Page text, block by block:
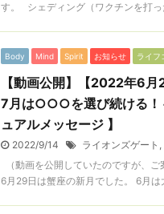
す。 シェディング（ワクチンを打
Body Mind Spirit お知らせ ライフ
【動画公開】【2022年6月
7月は○○○を選び続ける！
ュアルメッセージ 】
2022/9/14 ライオンズゲート ,
（動画を公開していたのですが、
6月29日は蟹座の新月でした。 6月